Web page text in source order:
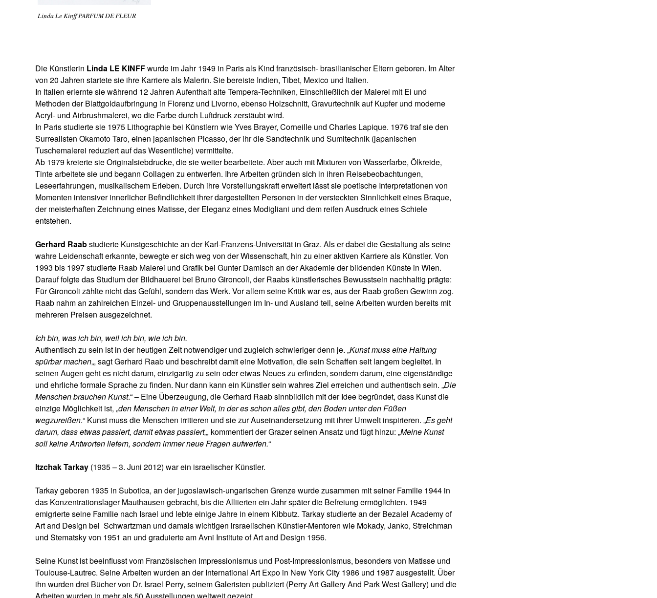
Linda Le Kinff PARFUM DE FLEUR
Die Künstlerin Linda LE KINFFwurde im Jahr 1949 in Paris als Kind französisch- brasilianischer Eltern geboren. Im Alter
von 20 Jahren startete sie ihre Karriere als Malerin. Sie bereiste Indien, Tibet, Mexico und Italien.
In Italien erlernte sie während 12 Jahren Aufenthalt alte Tempera-Techniken, Einschließlich der Malerei mit Ei und
Methoden der Blattgoldaufbringung in Florenz und Livorno, ebenso Holzschnitt, Gravurtechnik auf Kupfer und moderne
Acryl- und Airbrushmalerei, wo die Farbe durch Luftdruck zerstäubt wird.
In Paris studierte sie 1975 Lithographie bei Künstlern wie Yves Brayer, Corneille und Charles Lapique. 1976 traf sie den
Surrealisten Okamoto Taro, einen japanischen Picasso, der ihr die Sandtechnik und Sumitechnik (japanischen
Tuschemalerei reduziert auf das Wesentliche) vermittelte.
Ab 1979 kreierte sie Originalsiebdrucke, die sie weiter bearbeitete. Aber auch mit Mixturen von Wasserfarbe, Ölkreide,
Tinte arbeitete sie und begann Collagen zu entwerfen. Ihre Arbeiten gründen sich in ihren Reisebeobachtungen,
Leseerfahrungen, musikalischem Erleben. Durch ihre Vorstellungskraft erweitert lässt sie poetische Interpretationen von
Momenten intensiver innerlicher Befindlichkeit ihrer dargestellten Personen in der versteckten Sinnlichkeit eines Braque,
der meisterhaften Zeichnung eines Matisse, der Eleganz eines Modigliani und dem reifen Ausdruck eines Schiele
entstehen.
Gerhard Raabstudierte Kunstgeschichte an der Karl-Franzens-Universität in Graz. Als er dabei die Gestaltung als seine
wahre Leidenschaft erkannte, bewegte er sich weg von der Wissenschaft, hin zu einer aktiven Karriere als Künstler. Von
1993 bis 1997 studierte Raab Malerei und Grafik bei Gunter Damisch an der Akademie der bildenden Künste in Wien.
Darauf folgte das Studium der Bildhauerei bei Bruno Gironcoli, der Raabs künstlerisches Bewusstsein nachhaltig prägte:
Für Gironcoli zählte nicht das Gefühl, sondern das Werk. Vor allem seine Kritik war es, aus der Raab großen Gewinn zog.
Raab nahm an zahlreichen Einzel- und Gruppenausstellungen im In- und Ausland teil, seine Arbeiten wurden bereits mit
mehreren Preisen ausgezeichnet.
Ich bin, was ich bin, weil ich bin, wie ich bin.
Authentisch zu sein ist in der heutigen Zeit notwendiger und zugleich schwieriger denn je. „Kunst muss eine Haltung
spürbar machen„, sagt Gerhard Raab und beschreibt damit eine Motivation, die sein Schaffen seit langem begleitet. In
seinen Augen geht es nicht darum, einzigartig zu sein oder etwas Neues zu erfinden, sondern darum, eine eigenständige
und ehrliche formale Sprache zu finden. Nur dann kann ein Künstler sein wahres Ziel erreichen und authentisch sein. „Die
Menschen brauchen Kunst.“ – Eine Überzeugung, die Gerhard Raab sinnbildlich mit der Idee begründet, dass Kunst die
einzige Möglichkeit ist, „den Menschen in einer Welt, in der es schon alles gibt, den Boden unter den Füßen
wegzureißen.“ Kunst muss die Menschen irritieren und sie zur Auseinandersetzung mit ihrer Umwelt inspirieren. „Es geht
darum, dass etwas passiert, damit etwas passiert„, kommentiert der Grazer seinen Ansatz und fügt hinzu: „Meine Kunst
soll keine Antworten liefern, sondern immer neue Fragen aufwerfen.“
Itzchak Tarkay (1935 – 3. Juni 2012) war ein israelischer Künstler.
Tarkay geboren 1935 in Subotica, an der jugoslawisch-ungarischen Grenze wurde zusammen mit seiner Familie 1944 in
das Konzentrationslager Mauthausen gebracht, bis die Alliierten ein Jahr später die Befreiung ermöglichten. 1949
emigrierte seine Familie nach Israel und lebte einige Jahre in einem Kibbutz. Tarkay studierte an der Bezalel Academy of
Art and Design bei Schwartzman und damals wichtigen irsraelischen Künstler-Mentoren wie Mokady, Janko, Streichman
und Stematsky von 1951 an und graduierte am Avni Institute of Art and Design 1956.
Seine Kunst ist beeinflusst vom Französischen Impressionismus und Post-Impressionismus, besonders von Matisse und
Toulouse-Lautrec. Seine Arbeiten wurden an der International Art Expo in New York City 1986 und 1987 ausgestellt. Über
ihn wurden drei Bücher von Dr. Israel Perry, seinem Galeristen publiziert (Perry Art Gallery And Park West Gallery) und die
Arbeiten wurden in mehr als 50 Ausstellungen weltweit gezeigt.